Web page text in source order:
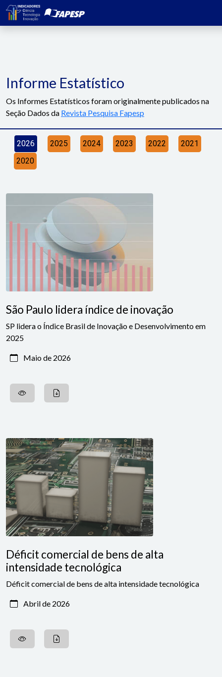
Informe Estatístico
Os Informes Estatísticos foram originalmente publicados na
Seção Dados da Revista Pesquisa Fapesp
2026 2025 2024 2023 2022
2021
2020
São Paulo lidera índice de inovação
SP lidera o Índice Brasil de Inovação e Desenvolvimento em
2025
Maio de 2026
Déficit comercial de bens de alta
intensidade tecnológica
Déficit comercial de bens de alta intensidade tecnológica
Abril de 2026